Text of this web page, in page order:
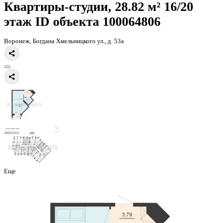
Главная КаталогВсе ЖКЖД Чехов
Квартиры-студии, 28.82 м²
этаж
Воронеж, Богдана Хмельницкого ул., д. 53а